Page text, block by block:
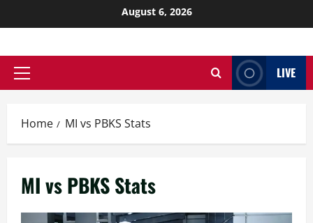
August 6, 2026
LIVE
Home MI vs PBKS Stats
MI vs PBKS Stats